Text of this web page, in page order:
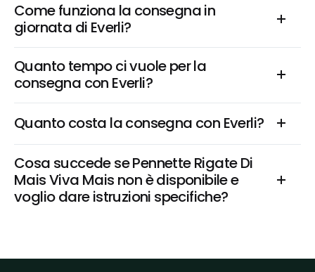
Come funziona la consegna in
giornata di Everli?
Quanto tempo ci vuole per la
consegna con Everli?
Quanto costa la consegna con Everli?
Cosa succede se Pennette Rigate Di
Mais Viva Mais non è disponibile e
voglio dare istruzioni specifiche?